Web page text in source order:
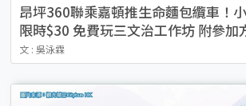
昂坪360聯乘嘉頓推生命麵包纜車！
限時$30 免費玩三文治工作坊 附參加
文 : 吳泳霖